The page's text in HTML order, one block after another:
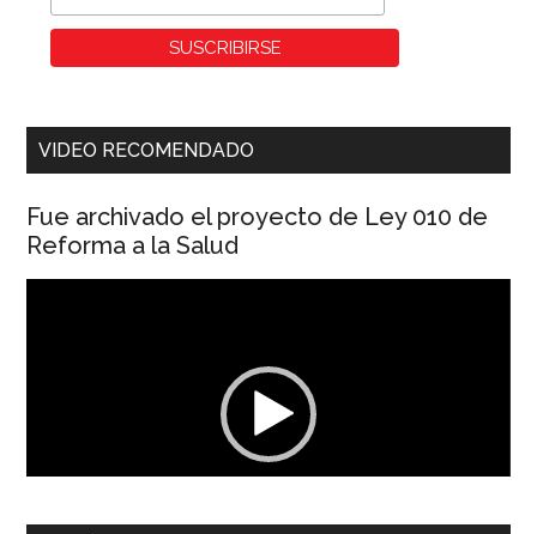
VIDEO RECOMENDADO
Fue archivado el proyecto de Ley 010 de
Reforma a la Salud
00:00 01:04